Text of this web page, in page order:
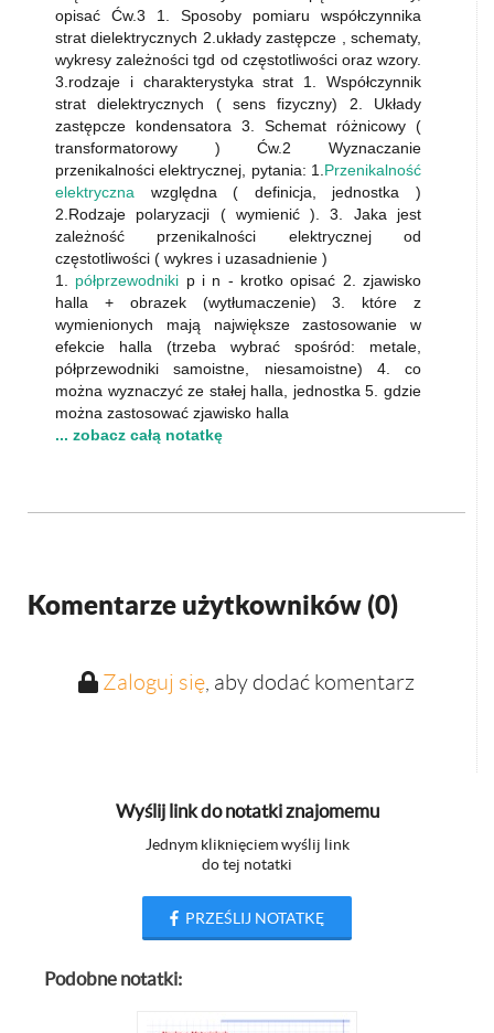
opisać Ćw.3 1. Sposoby pomiaru współczynnika
strat dielektrycznych 2.układy zastępcze , schematy,
wykresy zależności tgd od częstotliwości oraz wzory.
3.rodzaje i charakterystyka strat 1. Współczynnik
strat dielektrycznych ( sens fizyczny) 2. Układy
zastępcze kondensatora 3. Schemat różnicowy (
transformatorowy ) Ćw.2 Wyznaczanie
przenikalności elektrycznej, pytania: 1. Przenikalność
elektryczna względna ( definicja, jednostka )
2.Rodzaje polaryzacji ( wymienić ). 3. Jaka jest
zależność przenikalności elektrycznej od
częstotliwości ( wykres i uzasadnienie )
1. półprzewodniki p i n - krotko opisać 2. zjawisko
halla + obrazek (wytłumaczenie) 3. które z
wymienionych mają największe zastosowanie w
efekcie halla (trzeba wybrać spośród: metale,
półprzewodniki samoistne, niesamoistne) 4. co
można wyznaczyć ze stałej halla, jednostka 5. gdzie
można zastosować zjawisko halla
... zobacz całą notatkę
Komentarze użytkowników (0)
Zaloguj się, aby dodać komentarz
Wyślij link do notatki znajomemu
Jednym kliknięciem wyślij link
do tej notatki
PRZEŚLIJ NOTATKĘ
Podobne notatki: